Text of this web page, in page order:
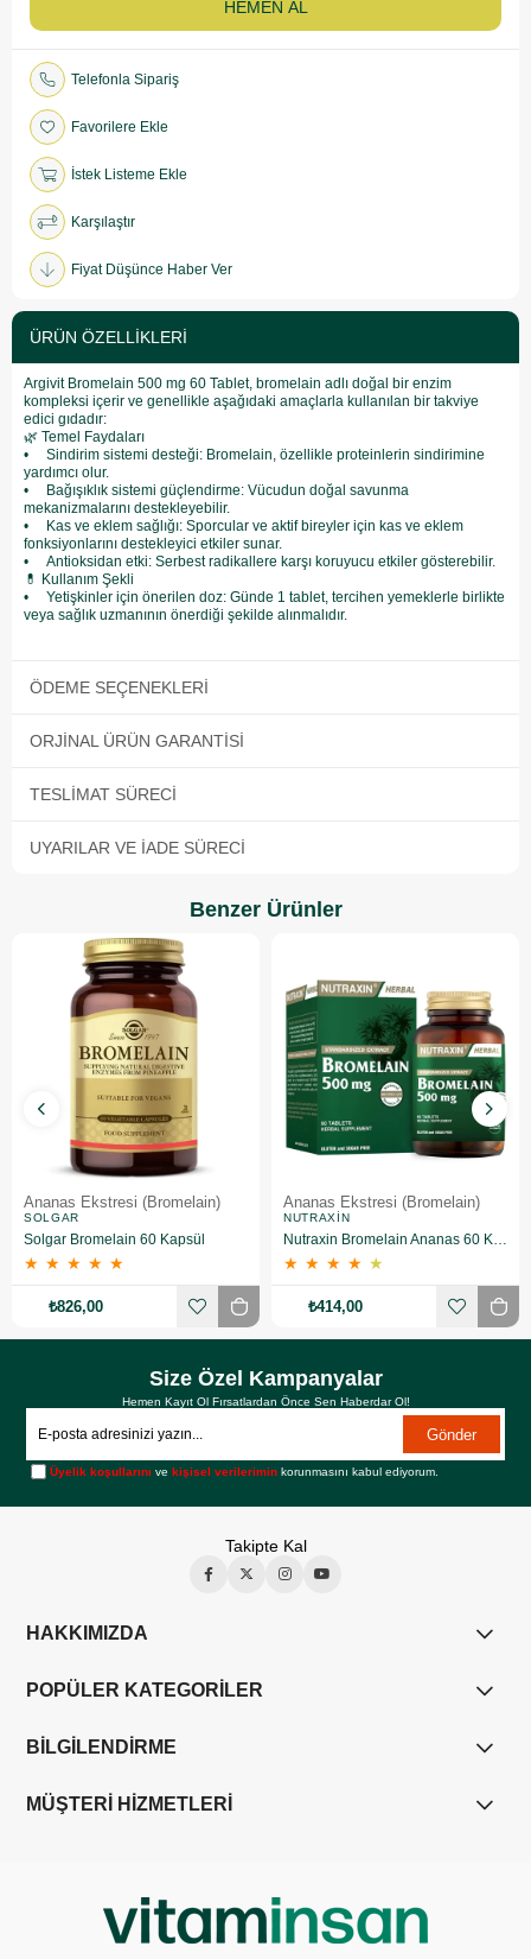
Telefonla Sipariş
Favorilere Ekle
İstek Listeme Ekle
Karşılaştır
Fiyat Düşünce Haber Ver
ÜRÜN ÖZELLIKLERI
Argivit Bromelain 500 mg 60 Tablet, bromelain adlı doğal bir enzim
kompleksi içerir ve genellikle aşağıdaki amaçlarla kullanılan bir takviye
edici gıdadır:
🌿 Temel Faydaları
• Sindirim sistemi desteği: Bromelain, özellikle proteinlerin sindirimine
yardımcı olur.
• Bağışıklık sistemi güçlendirme: Vücudun doğal savunma
mekanizmalarını destekleyebilir.
• Kas ve eklem sağlığı: Sporcular ve aktif bireyler için kas ve eklem
fonksiyonlarını destekleyici etkiler sunar.
• Antioksidan etki: Serbest radikallere karşı koruyucu etkiler gösterebilir.
💊 Kullanım Şekli
• Yetişkinler için önerilen doz: Günde 1 tablet, tercihen yemeklerle birlikte
veya sağlık uzmanının önerdiği şekilde alınmalıdır.
ÖDEME SEÇENEKLERI
ORJINAL ÜRÜN GARANTISI
TESLIMAT SÜRECI
UYARILAR VE İADE SÜRECI
Benzer Ürünler
Ananas Ekstresi (Bromelain)
SOLGAR
Solgar Bromelain 60 Kapsül
★ ★ ★ ★ ★
₺826,00
Ananas Ekstresi (Bromelain)
NUTRAXIN
Nutraxin Bromelain Ananas 60 Kapsül
★ ★ ★ ★ ★
₺414,00
Size Özel Kampanyalar
Hemen Kayıt Ol Fırsatlardan Önce Sen Haberdar Ol!
Gönder
Üyelik koşullarını vekişisel verilerimin korunmasını kabul ediyorum.
Takipte Kal
HAKKIMIZDA
POPÜLER KATEGORİLER
BİLGİLENDİRME
MÜŞTERİ HİZMETLERİ